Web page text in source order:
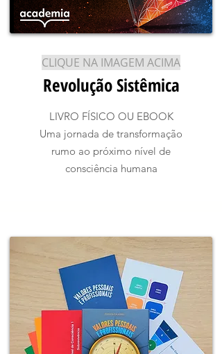
CLIQUE NA IMAGEM ACIMA
Revolução Sistêmica
LIVRO FÍSICO OU EBOOK
Uma jornada de transformação
rumo ao próximo nível de
consciência humana